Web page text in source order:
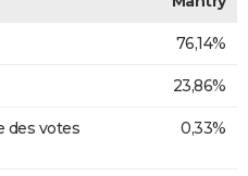
76,14%
23,86%
des votes
0,33%